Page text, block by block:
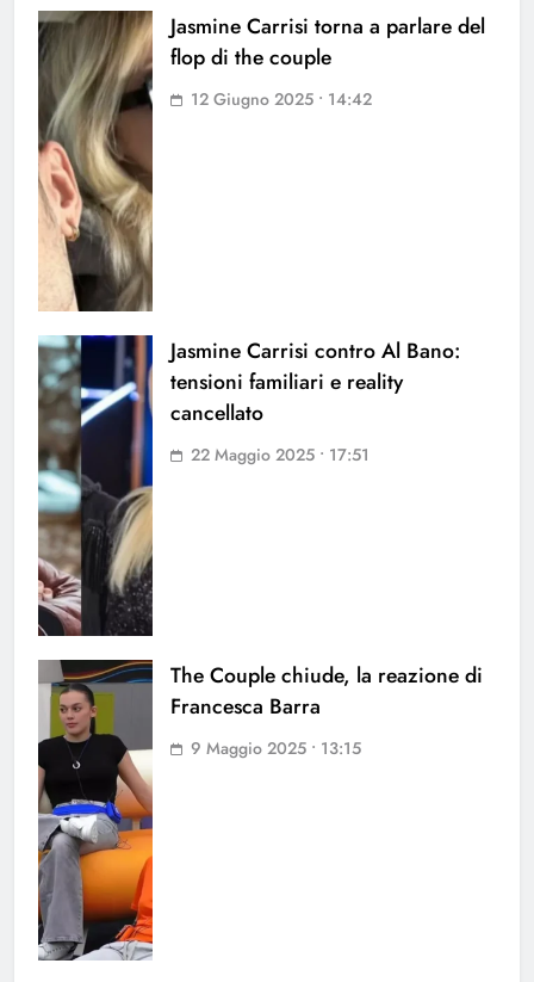
Jasmine Carrisi torna a parlare del
flop di the couple
12 Giugno 2025 • 14:42
Jasmine Carrisi contro Al Bano:
tensioni familiari e reality
cancellato
22 Maggio 2025 • 17:51
The Couple chiude, la reazione di
Francesca Barra
9 Maggio 2025 • 13:15